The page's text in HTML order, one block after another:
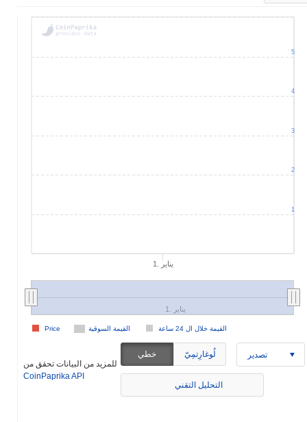
1. يناير
القيمة السوقية القيمة خلال ال 24 ساعة Price
1. يناير
1
2
3
4
5
للمزيد من البيانات تحقق من
CoinPaprika API
خطي لُوغارِتمِيّ تصدير
التحليل التقني